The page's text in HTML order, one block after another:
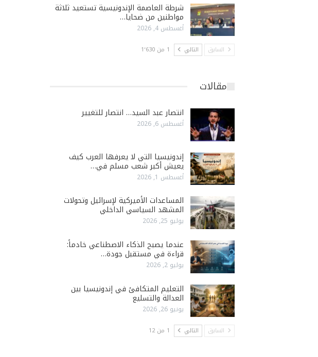
شرطة العاصمة الإندونيسية تستعيد ثلاثة
مواطنين من ضحايا…
أغسطس 4, 2026
السابق التالي 1 من 1٬630
مقالات
انتصار عبد السيد… انتصار للتغيير
أغسطس 6, 2026
إندونيسيا التي لا يعرفها العرب كيف
يعيش أكبر شعب مسلم في…
أغسطس 1, 2026
المساعدات الأميركية لإسرائيل وتحولات
المشهد السياسي الداخلي
يوليو 25, 2026
عندما يصبح الذكاء الاصطناعي خادماً:
قراءة في مستقبل جودة…
يوليو 2, 2026
التعليم المتكافئ في إندونيسيا بين
العدالة والتسليع
يونيو 26, 2026
السابق التالي 1 من 12